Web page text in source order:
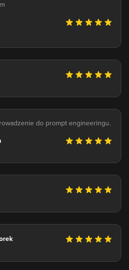
do prompt engineeringu.